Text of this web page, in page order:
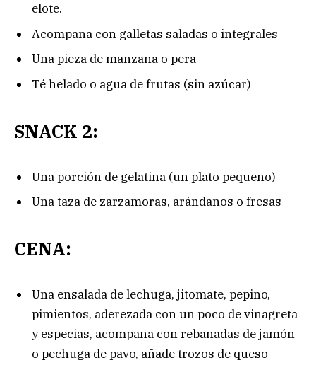
elote.
Acompaña con galletas saladas o integrales
Una pieza de manzana o pera
Té helado o agua de frutas (sin azúcar)
SNACK 2:
Una porción de gelatina (un plato pequeño)
Una taza de zarzamoras, arándanos o fresas
CENA:
Una ensalada de lechuga, jitomate, pepino,
pimientos, aderezada con un poco de vinagreta
y especias, acompaña con rebanadas de jamón
o pechuga de pavo, añade trozos de queso